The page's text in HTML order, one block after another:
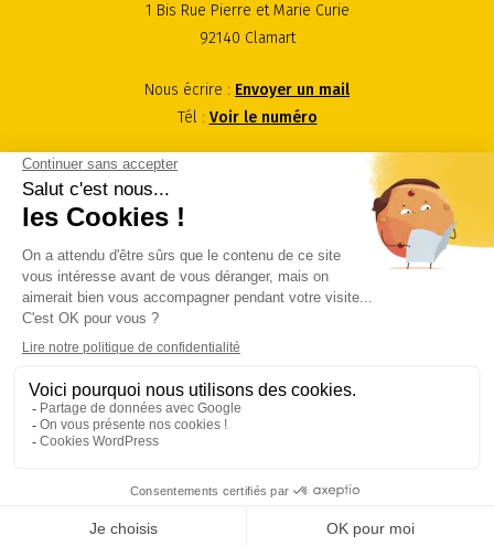
1 Bis Rue Pierre et Marie Curie
92140 Clamart
Nous écrire : Envoyer un mail
Tél : Voir le numéro
© RACINEA - Agenceur d'espaces et fabricant de mobilier sur-
mesure pour les professionnels 2026 - Tous droits réservés -
Créé par Kelcible